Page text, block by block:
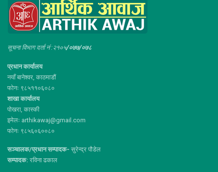
सूचना विभाग दर्ता नं :२१०५/०७७/०७८
प्रधान कार्यालय
नयाँ बानेश्वर, काठमाडौं
फोनः ९८५११०६०८०
शाखा कार्यालय
पोखरा, कास्की
इमेलः arthikawaj@gmail.com
फोनः ९८५६०६००८०
सञ्चालक/प्रधान सम्पादक- सुरेन्द्र पौडेल
सम्पादक: रविना ढकाल